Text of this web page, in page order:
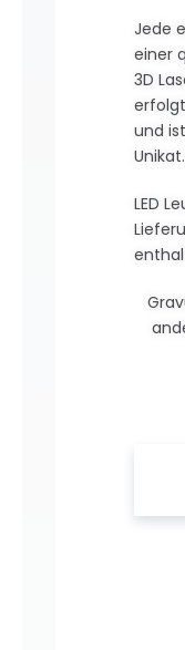
Jede
einer
3D
und
Unikat.
LED